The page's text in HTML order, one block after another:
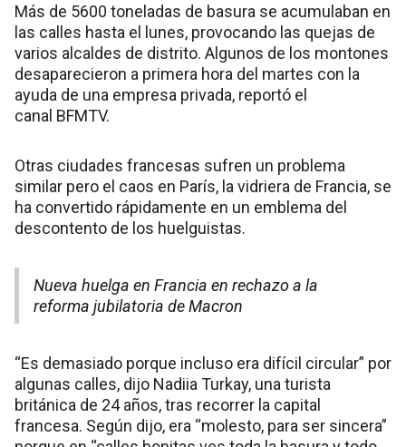
Más de 5600 toneladas de basura se acumulaban en
las calles hasta el lunes, provocando las quejas de
varios alcaldes de distrito. Algunos de los montones
desaparecieron a primera hora del martes con la
ayuda de una empresa privada, reportó el
canal BFMTV.
Otras ciudades francesas sufren un problema
similar pero el caos en París, la vidriera de Francia, se
ha convertido rápidamente en un emblema del
descontento de los huelguistas.
Nueva huelga en Francia en rechazo a la
reforma jubilatoria de Macron
“Es demasiado porque incluso era difícil circular” por
algunas calles, dijo Nadiia Turkay, una turista
británica de 24 años, tras recorrer la capital
francesa. Según dijo, era “molesto, para ser sincera”